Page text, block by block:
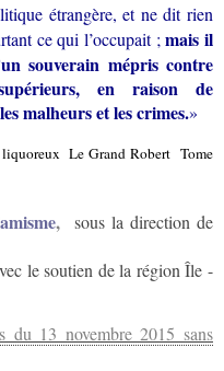
étrangère, et ne dit rien
ce qui l’occupait ;mais il
souverain mépris contre
en raison de
malheurs et les crimes.»
Le Grand Robert Tome
, sous la direction de
le soutien de la région Île -
du 13 novembre 2015 sans